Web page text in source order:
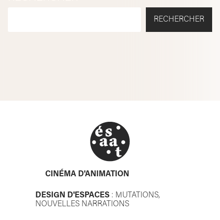
RECHERCHER
CINÉMA D'ANIMATION
DESIGN D'ESPACES : MUTATIONS,
NOUVELLES NARRATIONS